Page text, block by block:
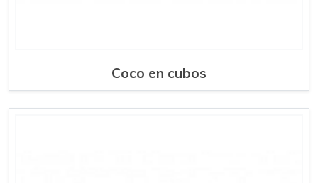
Coco en cubos